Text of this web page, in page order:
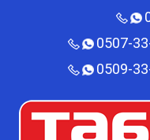
0507-
0509-